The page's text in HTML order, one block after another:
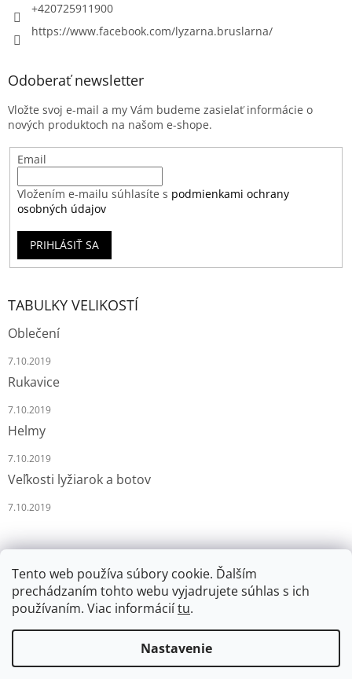
Tento web používa súbory cookie. Ďalším
prechádzaním tohto webu vyjadrujete súhlas s ich
používaním. Viac informáciítu.
Nastavenie
+420725911900
https://www.facebook.com/lyzarna.bruslarna/
Odoberať newsletter
Vložte svoj e-mail a my Vám budeme zasielať informácie o
nových produktoch na našom e-shope.
Email
Vložením e-mailu súhlasíte s podmienkami ochrany
osobných údajov
PRIHLÁSIŤ SA
TABULKY VELIKOSTÍ
Oblečení
7.10.2019
Rukavice
7.10.2019
Helmy
7.10.2019
Veľkosti lyžiarok a botov
7.10.2019